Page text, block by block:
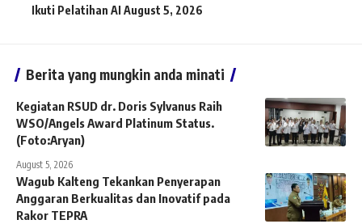
Ikuti Pelatihan AI August 5, 2026
Berita yang mungkin anda minati
Kegiatan RSUD dr. Doris Sylvanus Raih
WSO/Angels Award Platinum Status.
(Foto:Aryan)
August 5, 2026
Wagub Kalteng Tekankan Penyerapan
Anggaran Berkualitas dan Inovatif pada
Rakor TEPRA